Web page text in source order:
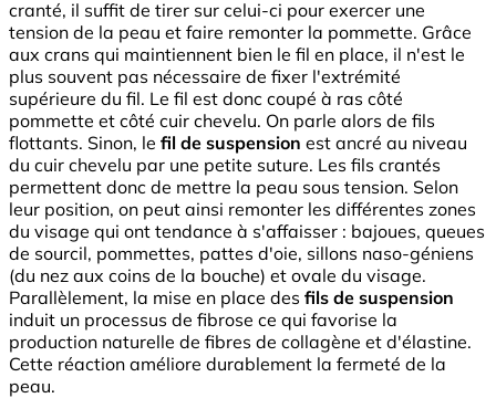
cranté, il suffit de tirer sur celui-ci pour exercer une
tension de la peau et faire remonter la pommette. Grâce
aux crans qui maintiennent bien le fil en place, il n'est le
plus souvent pas nécessaire de fixer l'extrémité
supérieure du fil. Le fil est donc coupé à ras côté
pommette et côté cuir chevelu. On parle alors de fils
flottants. Sinon, le fil de suspension est ancré au niveau
du cuir chevelu par une petite suture. Les fils crantés
permettent donc de mettre la peau sous tension. Selon
leur position, on peut ainsi remonter les différentes zones
du visage qui ont tendance à s'affaisser : bajoues, queues
de sourcil, pommettes, pattes d'oie, sillons naso-géniens
(du nez aux coins de la bouche) et ovale du visage.
Parallèlement, la mise en place des fils de suspension
induit un processus de fibrose ce qui favorise la
production naturelle de fibres de collagène et d'élastine.
Cette réaction améliore durablement la fermeté de la
peau.